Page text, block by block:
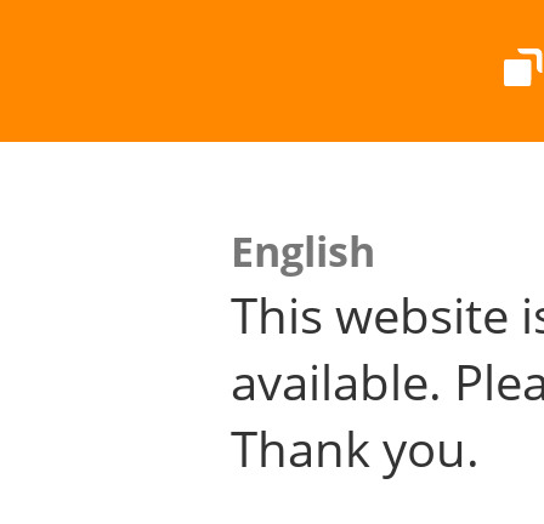
English
This website
available.
Thank you.